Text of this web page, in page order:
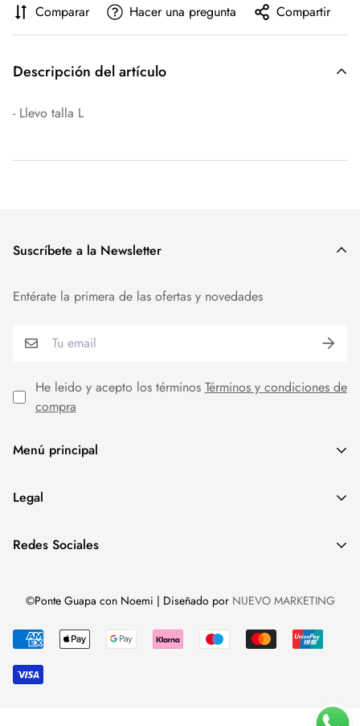
Comparar Hacer una pregunta Compartir
Descripción del artículo
- Llevo talla L
Suscríbete a la Newsletter
Entérate la primera de las ofertas y novedades
He leido y acepto los términos Términos y condiciones de
compra
Menú principal
MODA MUJER
Legal
Aviso Legal
Eliminar cuenta y datos de usuario
Redes Sociales
©Ponte Guapa con Noemi | Diseñado por NUEVO MARKETING